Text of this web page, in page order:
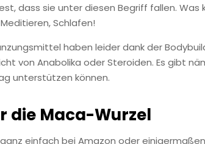
dass sie unter diesen Begriff fallen. Was
Schlafen!
haben leider dank der
von Anabolika oder Steroiden. Es gibt
unterstützen können.
die Maca-Wurzel
ganz einfach bei Amazon oder